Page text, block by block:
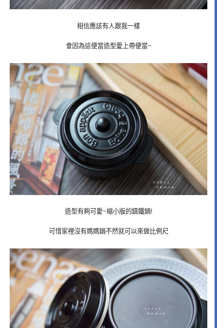
相信應該有人跟我一樣
會因為這便當造型愛上帶便當~
造型有夠可愛~縮小版的鑄鐵鍋!
可惜家裡沒有媽媽鍋不然就可以來做比例尺